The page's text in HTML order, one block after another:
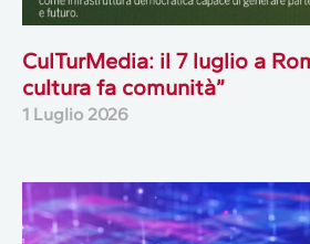
CulTurMedia: il 7 luglio a
cultura fa comunità”
1 Luglio 2026